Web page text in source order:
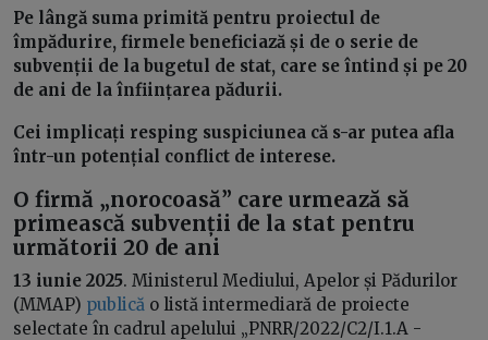
Pe lângă suma primită pentru proiectul de
împădurire, firmele beneficiază și de o serie de
subvenții de la bugetul de stat, care se întind și pe 20
de ani de la înființarea pădurii.
Cei implicați resping suspiciunea că s-ar putea afla
într-un potențial conflict de interese.
O firmă „norocoasă” care urmează să
primească subvenții de la stat pentru
următorii 20 de ani
13 iunie 2025. Ministerul Mediului, Apelor și Pădurilor
(MMAP) publică o listă intermediară de proiecte
selectate în cadrul apelului „PNRR/2022/C2/I.1.A -